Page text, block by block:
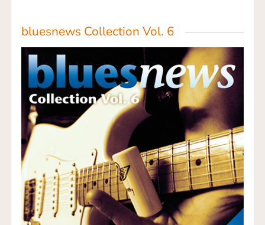
bluesnews Collection Vol. 6